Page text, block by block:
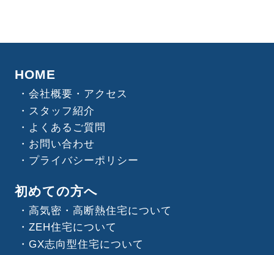
HOME
会社概要・アクセス
スタッフ紹介
よくあるご質問
お問い合わせ
プライバシーポリシー
初めての方へ
高気密・高断熱住宅について
ZEH住宅について
GX志向型住宅について